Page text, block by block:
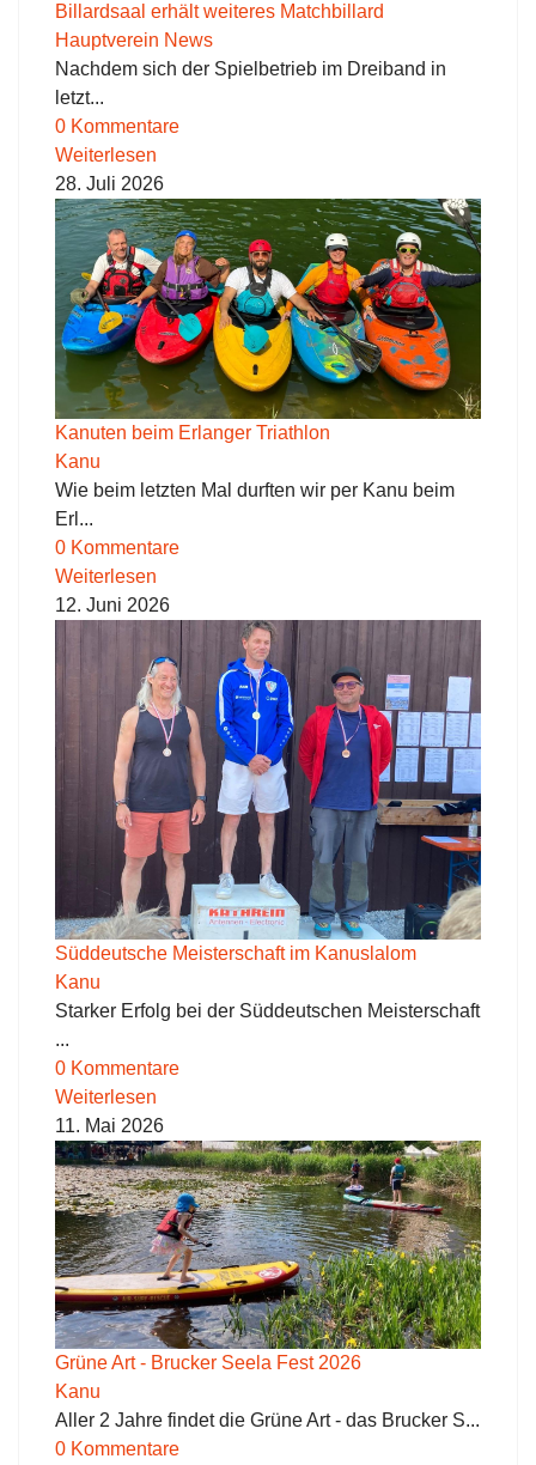
Billardsaal erhält weiteres Matchbillard
Hauptverein News
Nachdem sich der Spielbetrieb im Dreiband in
letzt...
0 Kommentare
Weiterlesen
28. Juli 2026
Kanuten beim Erlanger Triathlon
Kanu
Wie beim letzten Mal durften wir per Kanu beim
Erl...
0 Kommentare
Weiterlesen
12. Juni 2026
Süddeutsche Meisterschaft im Kanuslalom
Kanu
Starker Erfolg bei der Süddeutschen Meisterschaft
...
0 Kommentare
Weiterlesen
11. Mai 2026
Grüne Art - Brucker Seela Fest 2026
Kanu
Aller 2 Jahre findet die Grüne Art - das Brucker S...
0 Kommentare